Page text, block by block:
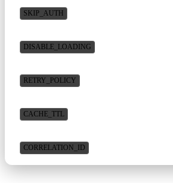
SKIP_AUTH
DISABLE_LOADING
RETRY_POLICY
CACHE_TTL
CORRELATION_ID